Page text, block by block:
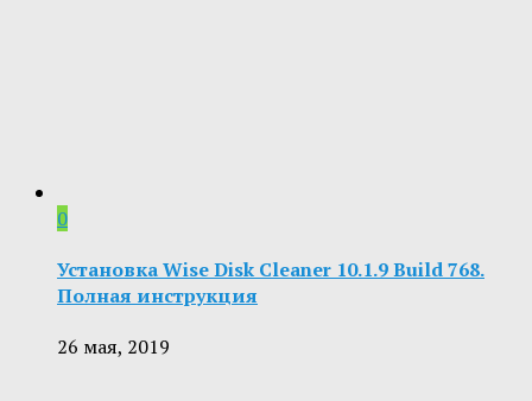
0
Установка Wise Disk Cleaner 10.1.9 Build 768.
Полная инструкция
26 мая, 2019